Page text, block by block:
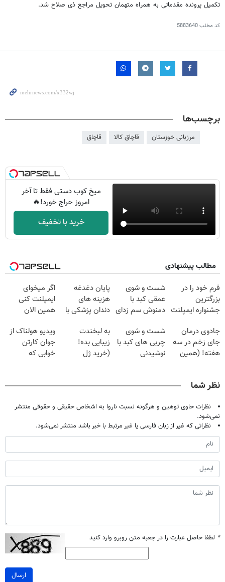
تکمیل پرونده مقدماتی به همراه متهمان تحویل مراجع ذی صلاح شد.
کد مطلب5883640
برچسب‌ها
مرزبانی خوزستان قاچاق کالا قاچاق
میخ کوب دستی فقط تا آخر
امروز حراج خورد!🔥
خرید با تخفیف
مطالب پیشنهادی
فرم خود را در
بزرگترین
جشنواره ایمپلنت
فقط ۲۵ میلیون
شست و شوی
عمقی کبد با
دمنوش سم زدای
پایان دغدغه
هزینه های
دندان پزشکی با
خانگی
اگر میخوای
ایمپلنت کنی
همین الان
۲۵ میلیون
تومان!!!
جادوی درمان
جای زخم در سه
هفته! (همین
شست و شوی
چربی های کبد با
نوشیدنی
به لبخندت
زیبایی بده!
(خرید ژل
با40%تخفیف)
ویدیو هولناک از
جوان کارتن
خوابی که
نظر شما
نظرات حاوی توهین و هرگونه نسبت ناروا به اشخاص حقیقی و حقوقی منتشر
نمی‌شود.
نظراتی که غیر از زبان فارسی یا غیر مرتبط با خبر باشد منتشر نمی‌شود.
* لطفا حاصل عبارت را در جعبه متن روبرو وارد کنید
ارسال